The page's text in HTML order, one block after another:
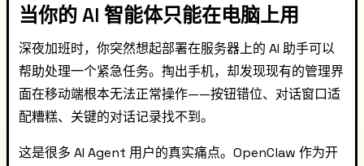
当你的 AI 智能体只能在电脑上用
深夜加班时，你突然想起部署在服务器上的 AI 助手可以
帮助处理一个紧急任务。掏出手机，却发现现有的管理界
面在移动端根本无法正常操作——按钮错位、对话窗口适
配糟糕、关键的对话记录找不到。
这是很多 AI Agent 用户的真实痛点。OpenClaw 作为开